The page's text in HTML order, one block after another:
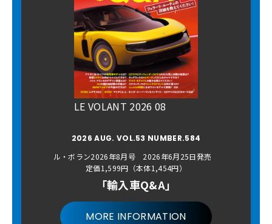
LE VOLANT 2026 08
2026 AUG. VOL.53 NUMBER.584
ル・ボラン2026年8月号 2026年6月25日発売
定価1,599円（本体1,454円）
「輸入車Q&A」
MORE INFORMATION